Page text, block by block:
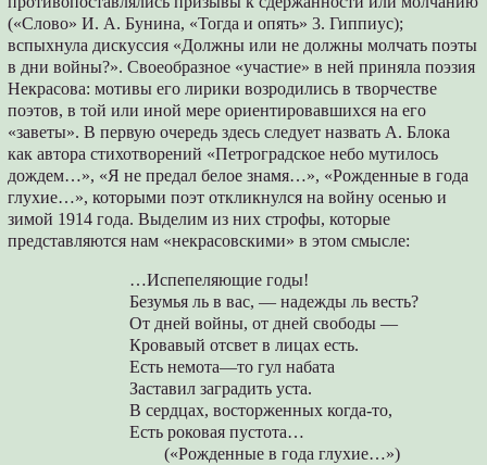
(«Слово» И. А. Бунина, «Тогда и опять» 3. Гиппиус);
вспыхнула дискуссия «Должны или не должны молчать поэты
в дни войны?». Своеобразное «участие» в ней приняла поэзия
Некрасова: мотивы его лирики возродились в творчестве
поэтов, в той или иной мере ориентировавшихся на его
«заветы». В первую очередь здесь следует назвать А. Блока
как автора стихотворений «Петроградское небо мутилось
дождем…», «Я не предал белое знамя…», «Рожденные в года
глухие…», которыми поэт откликнулся на войну осенью и
зимой 1914 года. Выделим из них строфы, которые
представляются нам «некрасовскими» в этом смысле:
…Испепеляющие годы!
Безумья ль в вас, — надежды ль весть?
От дней войны, от дней свободы —
Кровавый отсвет в лицах есть.
Есть немота—то гул набата
Заставил заградить уста.
В сердцах, восторженных когда-то,
Есть роковая пустота…
(«Рожденные в года глухие…»)